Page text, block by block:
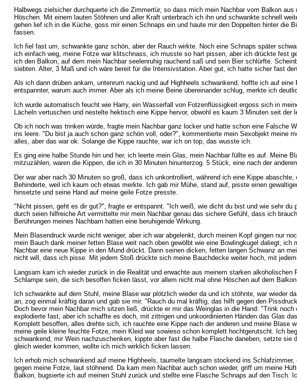
Halbwegs zielsicher durchquerte ich die Zimmertür, so dass mich mein Nachbar vom Balkon
Höschen. Mit einem lauten Stöhnen und aller Kraft unterbrach ich ihn und schwankte schnell
gehen lief ich in die Küche, goss mir einen Schnaps ein und haute mir den Doppelten hinter
fassen.
Ich fiel fast um, schwankte ganz schön, aber der Rauch wirkte. Noch eine Schnaps später
ich einfach weg, meine Fotze war klitschnass, ich musste so hart pissen, aber ich drückte fest
ich den Balkon, auf dem mein Nachbar seelenruhig rauchend saß und sein Bier schlürfte.
siebten. Alter, 3 Maß und ich wäre bereit für die Intensivstation. Aber gut, ich hatte sicher fast
Als ich dann drüben ankam, untenrum nackig und auf Highheels schwankend, hoffte ich auf
entspannter, warum auch immer. Aber als ich meine Beine übereinander schlug, merkte ich
Ich wurde automatisch feucht wie Harry, ein Wasserfall von Fotzenflüssigkeit ergoss sich in
Lächeln vertuschen und nestelte hektisch eine Kippe hervor, obwohl es kaum 3 Minuten seit der
Ob ich noch was trinken würde, fragte mein Nachbar ganz locker und hatte schon eine
ins leere. "Du bist ja auch schon ganz schön voll, oder?", kommentierte mein Sexobjekt meine
alles, aber das war ok. Solange die Kippe rauchte, war ich on top, das wusste ich.
Es ging eine halbe Stunde hin und her, ich leerte mein Glas, mein Nachbar füllte es auf. Meine
mitzuzählen, waren die Kippen, die ich in 30 Minuten hinunterzog. 5 Stück, eine nach der
Der war aber nach 30 Minuten so groß, dass ich unkontrolliert, während ich eine Kippe
Behinderte, weil ich kaum och etwas merkte. Ich gab mir Mühe, stand auf, pisste einen
hinsetzte und seine Hand auf meine geile Fotze presste.
"Nicht pissen, geht es dir gut?", fragte er entspannt. "Ich weiß, wie dicht du bist und wie sehr
durch seien hilfreiche Art vermittelte mir mein Nachbar genau das sichere Gefühl, dass ich
Berührungen meines Nachbarn hatten eine beruhigende Wirkung.
Mein Blasendruck wurde nicht weniger, aber ich war abgelenkt, durch meinen Kopf gingen nur
mein Bauch dank meiner fetten Blase weit nach oben gewölbt wie eine Bowlingkugel daliegt,
Nachbar eine neue Kippe in den Mund drückt. Dann seinen dicken, fetten langen Schwanz an
nicht will, dass ich pisse. Mit jedem Stoß drückte sich meine Bauchdecke weiter hoch, mit
Langsam kam ich wieder zurück in die Realität und erwachte aus meinem starken
Schlampe sein, die sich besoffen ficken lässt, vor allem nicht mal ohne Höschen auf dem Balkon.
Ich schwankte auf dem Stuhl, meine Blase war plötzlich wieder da und ich stöhnte, war wieder
an, zog einmal kräftig daran und gab sie mir. "Rauch du mal kräftig, das hilft gegen den
Doch bevor mein Nachbar mich sitzen ließ, drückte er mir das Weinglas in die Hand: "Trink
explodierte fast, aber ich schaffte es doch, mit zittrigen und unkoordinierten Händen das Glas
Komplett besoffen, alles drehte sich, ich rauchte eine Kippe nach der anderen und meine
meine geile kleine feuchte Fotze, mein Kleid war sowieso schon komplett hochtgerutscht. Ich
schwankend, mir Wein nachzuschenken, kippte aber fast die halbe Flasche daneben, setzte
gleich wieder kommen, wollte ich mich wirklich ficken lassen.
Ich erhob mich schwankend auf meine Highheels, taumelte langsam stockend ins
gegen meine Fotze, laut stöhnend. Da kam mein Nachbar auch schon wieder, griff um meine
Balkon, bugsierte ich auf meinen Stuhl zurück und stellte eine Flasche Schnaps auf den Tisch.